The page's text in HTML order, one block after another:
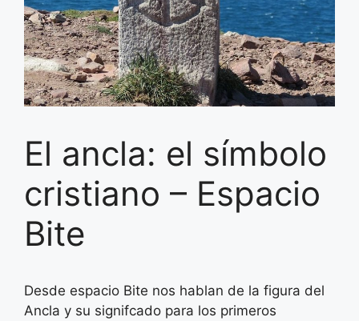
El ancla: el símbolo
cristiano – Espacio
Bite
Desde espacio Bite nos hablan de la figura del
Ancla y su signifcado para los primeros